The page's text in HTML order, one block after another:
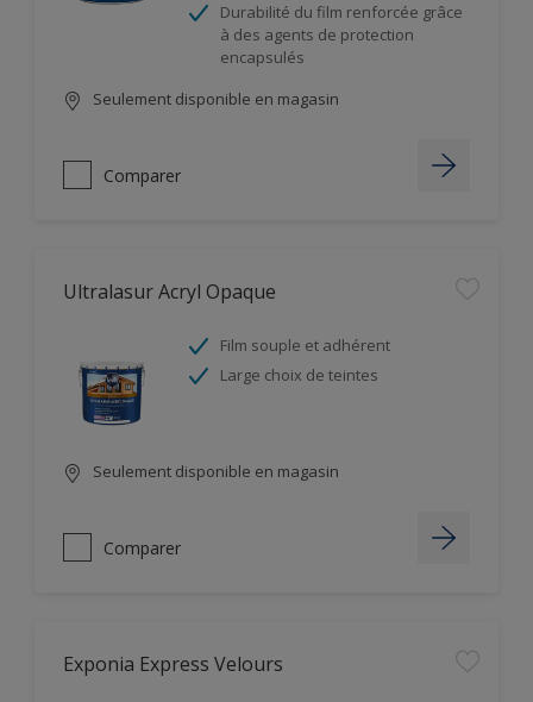
Durabilité du film renforcée grâce
à des agents de protection
encapsulés
Seulement disponible en magasin
Comparer
Ultralasur Acryl Opaque
Film souple et adhérent
Large choix de teintes
Seulement disponible en magasin
Comparer
Exponia Express Velours